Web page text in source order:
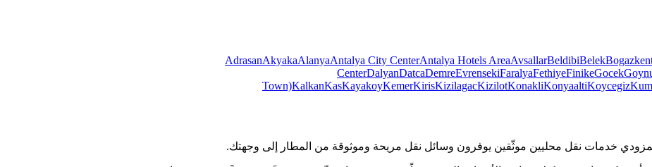
AdrasanAkyakaAlanyaAntalya City CenterAntalya Hotels AreaAvsallarBeldibiBelek
CenterDalyanDatcaDemreEvrensekiFaralyaFethiyeFinikeGocek
Town)KalkanKasKayakoyKemerKirisKizilagacKizilotKonakliKonyaaltiKoycegiz